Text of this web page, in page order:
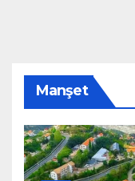
Manşet